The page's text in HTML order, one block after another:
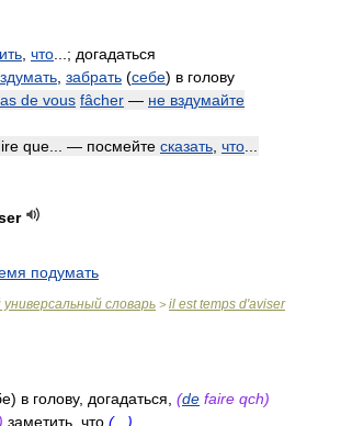
что ...; догадаться
забрать (себе) в голову
de vous fâcher — не вздумайте
que... — посмейте сказать что
подумать
словарь > il est temps d'aviser
в голову, догадаться, (de faire qch)
заметить, что (...)